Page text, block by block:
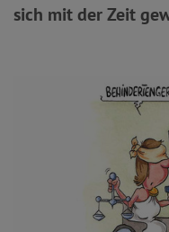
sich mit der Zeit